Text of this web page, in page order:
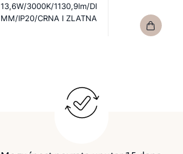
13,6W/3000K/1130,9lm/DI
MM/IP20/CRNA I ZLATNA